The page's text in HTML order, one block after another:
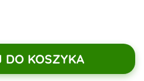
DO KOSZYKA